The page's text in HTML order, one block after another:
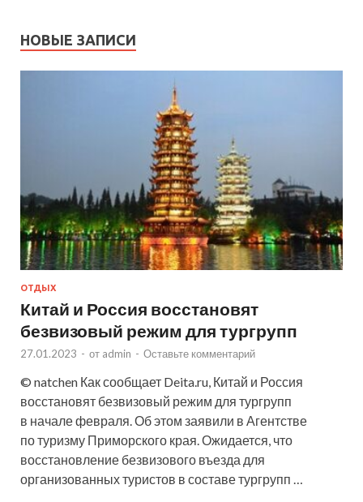
НОВЫЕ ЗАПИСИ
ОТДЫХ
Китай и Россия восстановят
безвизовый режим для тургрупп
27.01.2023 - от admin - Оставьте комментарий
© natchen Как сообщает Deita.ru, Китай и Россия
восстановят безвизовый режим для тургрупп
в начале февраля. Об этом заявили в Агентстве
по туризму Приморского края. Ожидается, что
восстановление безвизового въезда для
организованных туристов в составе тургрупп …